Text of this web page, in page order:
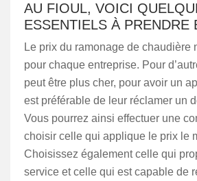
AU FIOUL, VOICI
ESSENTIELS À PRENDRE
Le prix du ramonage de chaudière
pour chaque entreprise. Pour
peut être plus cher, pour avoir un
est préférable de leur réclamer un
Vous pourrez ainsi effectuer une
choisir celle qui applique le prix le
Choisissez également celle qui
service et celle qui est capable de